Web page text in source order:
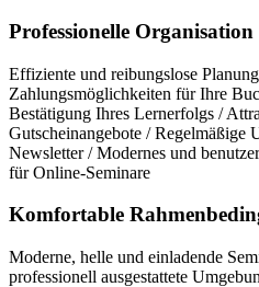
Professionelle Organisation
Effiziente und reibungslose
Zahlungsmöglichkeiten für Ihre
Bestätigung Ihres Lernerfolgs /
Gutscheinangebote / Regelmäßige
Newsletter / Modernes und
für Online-Seminare
Komfortable
Moderne, helle und einladende
professionell ausgestattete